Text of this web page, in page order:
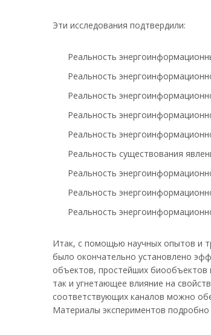
Эти исследования подтвердили:
Реальность
Реальность
Реальность
Реальность
Реальность
Реальность существования
Реальность
Реальность
Реальность
Итак, с помощью научных опытов и
было окончательно установлено
объектов, простейших биообъектов
так и угнетающее влияние на
соответствующих каналов можно
Материалы экспериментов